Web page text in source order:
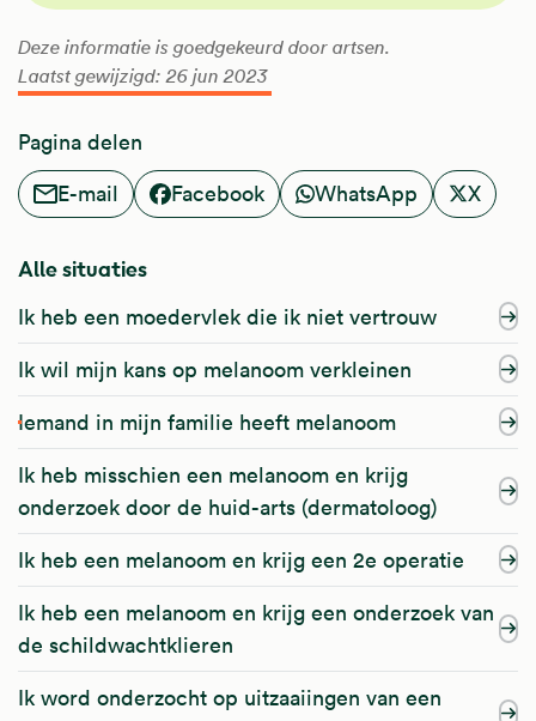
Deze informatie is goedgekeurd door artsen.
Laatst gewijzigd: 26 jun 2023
Pagina delen
E-mail
Facebook WhatsApp X
Alle situaties
Ik heb een moedervlek die ik niet vertrouw
Ik wil mijn kans op melanoom verkleinen
Iemand in mijn familie heeft melanoom
Ik heb misschien een melanoom en krijg
onderzoek door de huid-arts (dermatoloog)
Ik heb een melanoom en krijg een 2e operatie
Ik heb een melanoom en krijg een onderzoek van
de schildwachtklieren
Ik word onderzocht op uitzaaiingen van een